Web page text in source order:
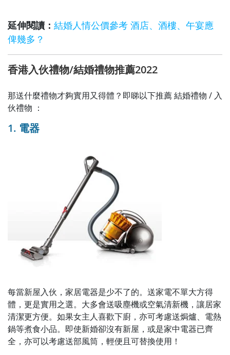
延伸閱讀： 結婚人情公價參考 酒店、酒樓、午宴應
俾幾多？
香港入伙禮物/結婚禮物推薦2022
那送什麼禮物才夠實用又得體？即睇以下推薦 結婚禮物 / 入
伙禮物 ：
1. 電器
每當新屋入伙，家居電器是少不了的。送家電不單大方得
體，更是實用之選。大多會送吸塵機或空氣清新機，讓居家
清潔更方便。如果女主人喜歡下廚，亦可考慮送焗爐、電熱
鍋等煮食小品。即使新婚卻沒有新屋，或是家中電器已齊
全，亦可以考慮送部風筒，輕便且可替換使用！